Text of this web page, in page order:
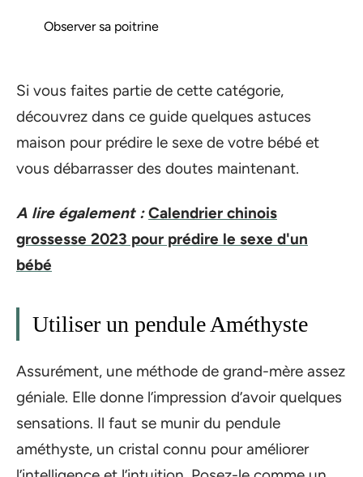
Observer sa poitrine
Si vous faites partie de cette catégorie,
découvrez dans ce guide quelques astuces
maison pour prédire le sexe de votre bébé et
vous débarrasser des doutes maintenant.
A lire également : Calendrier chinois
grossesse 2023 pour prédire le sexe d'un
bébé
Utiliser un pendule Améthyste
Assurément, une méthode de grand-mère assez
géniale. Elle donne l’impression d’avoir quelques
sensations. Il faut se munir du pendule
améthyste, un cristal connu pour améliorer